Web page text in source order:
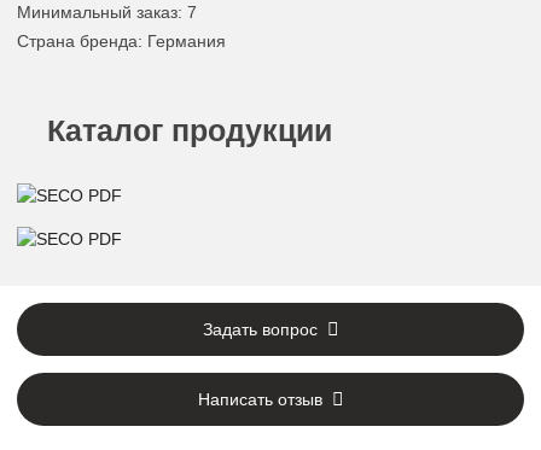
Минимальный заказ: 7
Страна бренда: Германия
Каталог продукции
Задать вопрос
Написать отзыв